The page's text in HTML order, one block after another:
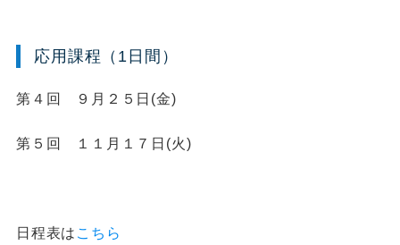
応用課程（1日間）
第４回 ９月２５日(金)
第５回 １１月１７日(火)
日程表は こちら